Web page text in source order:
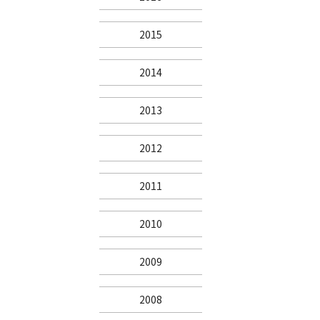
2015
2014
2013
2012
2011
2010
2009
2008